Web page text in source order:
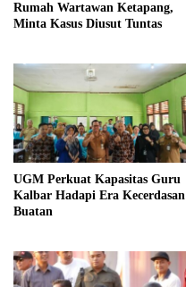
Rumah Wartawan Ketapang,
Minta Kasus Diusut Tuntas
UGM Perkuat Kapasitas Guru
Kalbar Hadapi Era Kecerdasan
Buatan